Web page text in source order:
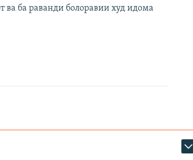
ва ба раванди болоравии худ идома